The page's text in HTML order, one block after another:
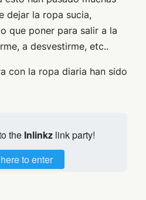
dejar la ropa sucia,
que poner para salir a la
a desvestirme, etc..
con la ropa diaria han sido
the Inlinkz link party!
to enter